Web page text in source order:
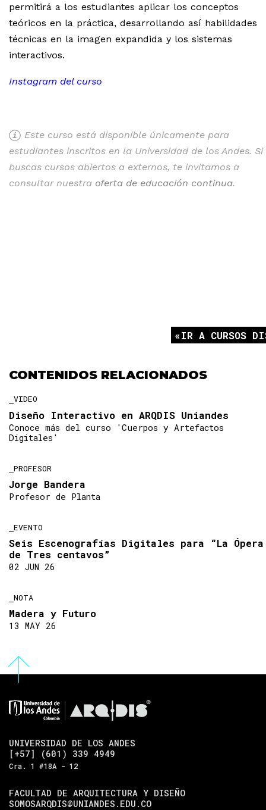
permitirá a los estudiantes aplicar los conceptos
teóricos en la práctica, desarrollando así habilidades
técnicas en la imagen expandida y los sistemas
interactivos.
Instagram del curso
Este curso está disponible únicamente para
estudiantes inscritos en la Universidad de los Andes. Si
buscas cursos abiertos a externos, te invitamos a
consultar nuestra oferta de educación continua.
IR A CURSOS
CONTENIDOS RELACIONADOS
VIDEO
Diseño Interactivo en ARQDIS Uniandes
Conoce más del curso 'Cuerpos y Artefactos
Digitales'
PROFESOR
Jorge Bandera
Profesor de Planta
EVENTO
Seis Escenografías Digitales para “La Ópera
de Tres centavos”
02 JUN 26
NOTA
Madera y Futuro
13 MAY 26
UNIVERSIDAD DE LOS ANDES
[+57] (601) 339 4949
Cra. 1 #18A - 12
FACULTAD DE ARQUITECTURA Y DISEÑO
SOMOSARQDIS@UNIANDES.EDU.CO